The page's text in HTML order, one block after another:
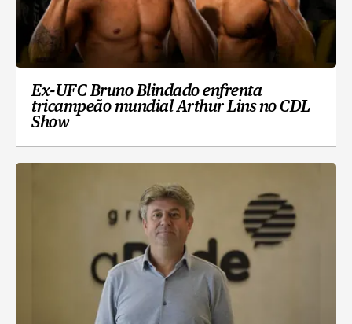
Ex-UFC Bruno Blindado enfrenta
tricampeão mundial Arthur Lins no CDL
Show